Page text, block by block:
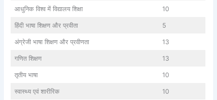
आधुनिक विश्व में विद्यालय शिक्षा 10
हिंदी भाषा शिक्षण और प्रवीता 5
अंग्रेजी भाषा शिक्षण और प्रवीणता 13
गणित शिक्षण 13
तृतीय भाषा 10
स्वास्थ्य एवं शारीरिक 10